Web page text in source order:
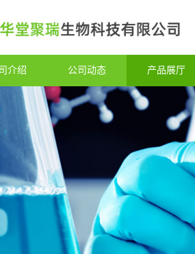
介绍 公司动态 产品展厅